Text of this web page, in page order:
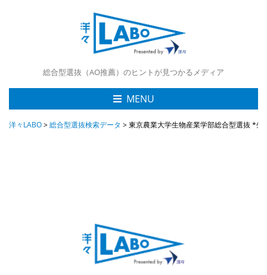
総合型選抜（AO推薦）のヒントが見つかるメディア
MENU
洋々LABO>総合型選抜検索データ >東京農業大学生物産業学部総合型選抜 *生